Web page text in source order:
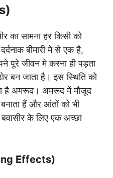
का सामना हर किसी को
बीमारी मे से एक है,
पूरे जीवन मे करना ही पड़ता
बन जाता है। इस स्थिति को
है अमरूद। अमरूद में मौजूद
हैं और आंतों को भी
के लिए एक अच्छा
Effects)